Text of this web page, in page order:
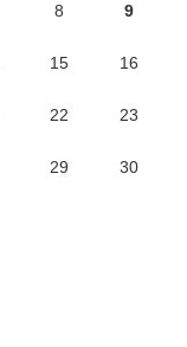
8 9
15 16
22 23
29 30